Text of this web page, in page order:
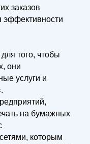
заказов
эффективности
для того, чтобы
они
услуги и
на бумажных
которым